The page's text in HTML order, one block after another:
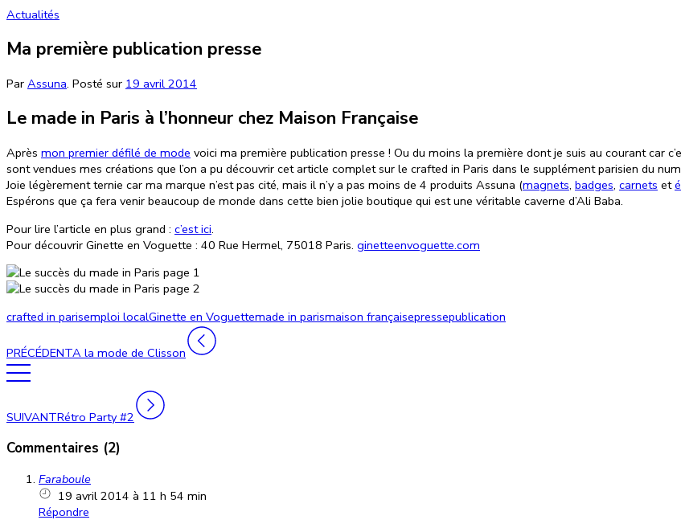
Actualités
Ma première publication presse
Par Assuna. Posté sur 19 avril 2014
Le made in Paris à l’honneur chez Maison Française
Après mon premier défilé de mode voici ma première publication presse ! Ou du moins la première dont je suis au courant car
sont vendues mes créations que l’on a pu découvrir cet article complet sur le crafted in Paris dans le supplément parisien du
Joie légèrement ternie car ma marque n’est pas cité, mais il n’y a pas moins de 4 produits Assuna (magnets, badges, carnets et
Espérons que ça fera venir beaucoup de monde dans cette bien jolie boutique qui est une véritable caverne d’Ali Baba.
Pour lire l’article en plus grand : c’est ici.
Pour découvrir Ginette en Voguette : 40 Rue Hermel, 75018 Paris. ginetteenvoguette.com
crafted in parisemploi localGinette en Voguettemade in parismaison françaisepressepublication
PRÉCÉDENTA la mode de Clisson
SUIVANTRétro Party #2
Commentaires (2)
Faraboule
19 avril 2014 à 11 h 54 min
Répondre